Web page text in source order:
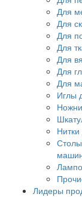
Для
Для
Для
Для
Для
Для
Для
Иглы
Лидеры